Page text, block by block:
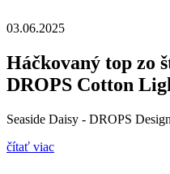
03.06.2025
Háčkovaný top zo
DROPS Cotton
Seaside Daisy - DROPS
čítať viac